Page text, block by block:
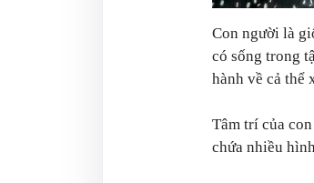
Con người là
có sống trong
hành về cả thể
Tâm trí của
chứa nhiều